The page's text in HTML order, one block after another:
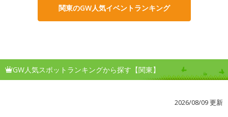
関東のGW人気イベントランキング
GW人気スポットランキングから探す【関東】
2026/08/09 更新